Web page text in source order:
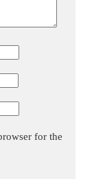
for the